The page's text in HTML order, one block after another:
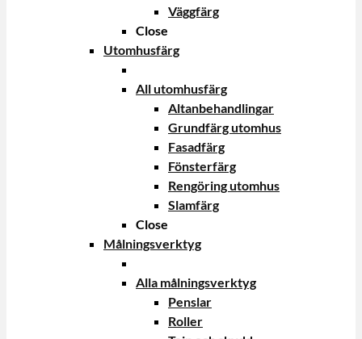
Väggfärg
Close
Utomhusfärg
All utomhusfärg
Altanbehandlingar
Grundfärg utomhus
Fasadfärg
Fönsterfärg
Rengöring utomhus
Slamfärg
Close
Målningsverktyg
Alla målningsverktyg
Penslar
Roller